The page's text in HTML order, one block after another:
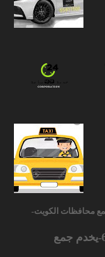
بدالة تاكسي لجميع مناطق الكويت 66241581-يخدم جمع